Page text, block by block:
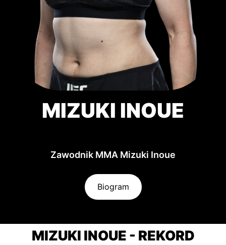
MIZUKI INOUE
Zawodnik MMA Mizuki Inoue
Biogram
MIZUKI INOUE - REKORD